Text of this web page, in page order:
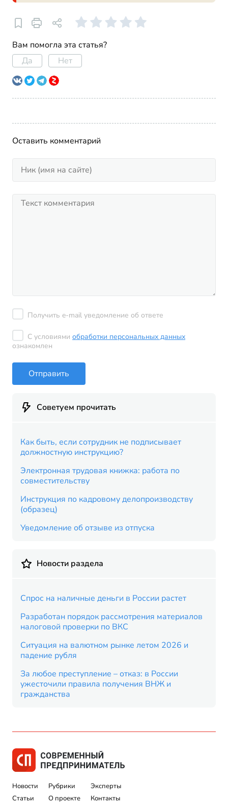
Вам помогла эта статья?
Да
Нет
Оставить комментарий
Получить e-mail уведомление об ответе
С условиями обработки персональных данных
ознакомлен
Отправить
Советуем прочитать
Как быть, если сотрудник не подписывает
должностную инструкцию?
Электронная трудовая книжка: работа по
совместительству
Инструкция по кадровому делопроизводству
(образец)
Уведомление об отзыве из отпуска
Новости раздела
Спрос на наличные деньги в России растет
Разработан порядок рассмотрения материалов
налоговой проверки по ВКС
Ситуация на валютном рынке летом 2026 и
падение рубля
За любое преступление – отказ: в России
ужесточили правила получения ВНЖ и
гражданства
Новости
Статьи
Рубрики
О проекте
Эксперты
Контакты